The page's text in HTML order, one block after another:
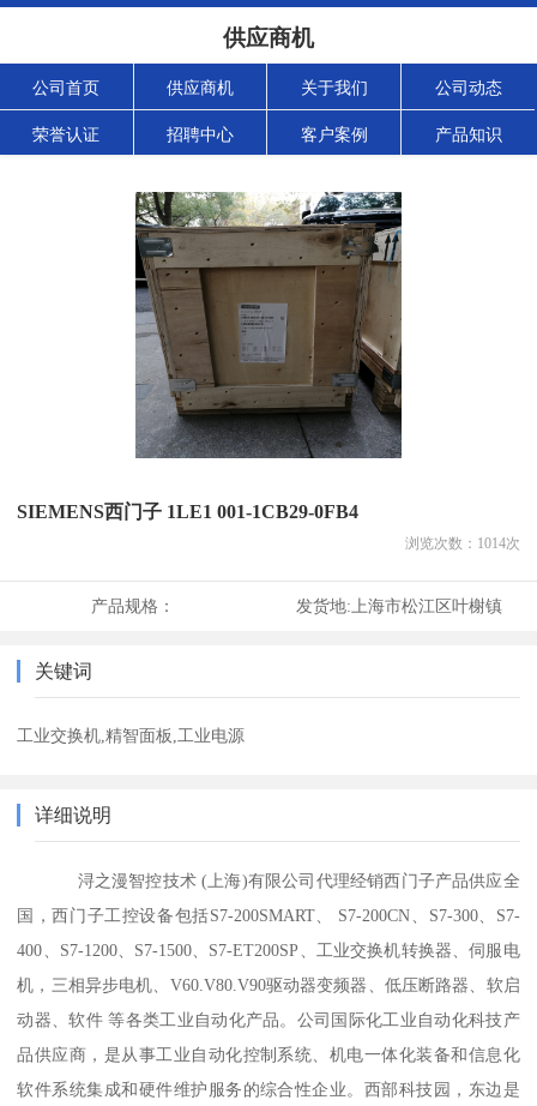
供应商机
公司首页 供应商机 关于我们 公司动态
荣誉认证 招聘中心 客户案例 产品知识
SIEMENS西门子 1LE1 001-1CB29-0FB4
浏览次数： 1014次
产品规格： 发货地: 上海市松江区叶榭镇
关键词
工业交换机,精智面板,工业电源
详细说明
浔之漫智控技术 (上海)有限公司代理经销西门子产品供应全
国，西门子工控设备包括S7-200SMART、 S7-200CN、S7-300、S7-
400、S7-1200、S7-1500、S7-ET200SP、工业交换机转换器、伺服电
机，三相异步电机、V60.V80.V90驱动器变频器、低压断路器、软启
动器、软件 等各类工业自动化产品。公司国际化工业自动化科技产
品供应商，是从事工业自动化控制系统、机电一体化装备和信息化
软件系统集成和硬件维护服务的综合性企业。西部科技园，东边是